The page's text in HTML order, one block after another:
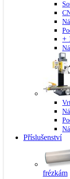
+
Příslušenství
frézkám